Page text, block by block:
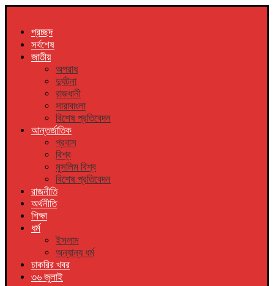
প্রচ্ছদ
সর্বশেষ
জাতীয়
অপরাধ
দুর্ঘটনা
রাজধানী
সারাবাংলা
বিশেষ প্রতিবেদন
আন্তর্জাতিক
প্রবাস
বিশ্ব
মুসলিম বিশ্ব
বিশেষ প্রতিবেদন
রাজনীতি
অর্থনীতি
শিক্ষা
ধর্ম
ইসলাম
অন্যান্য ধর্ম
চাকরির খবর
৩৬ জুলাই